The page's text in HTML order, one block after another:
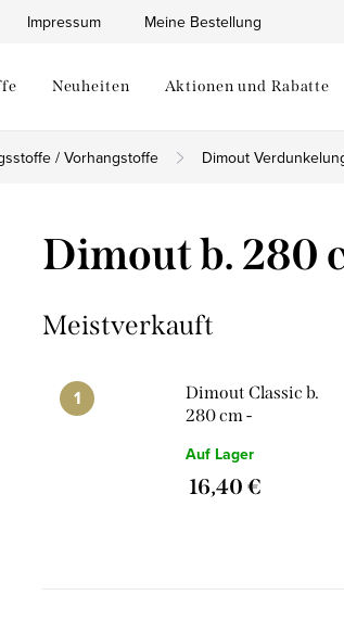
Impressum Meine Bestellung
Neuheiten Aktionen und Rabatte
/ Vorhangstoffe Dimout
Dimout b. 280
Meistverkauft
Dimout Classic b.
280 cm -
Auf Lager
16,40 €